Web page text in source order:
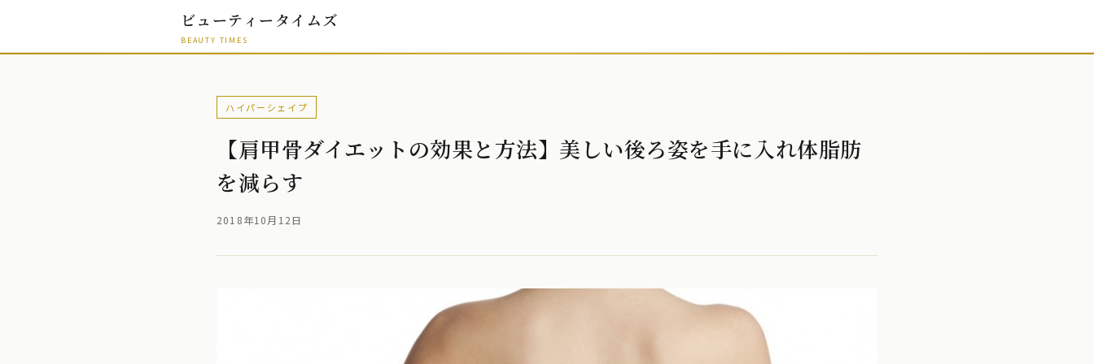
ビューティータイムズ
BEAUTY TIMES
ハイパーシェイプ
【肩甲骨ダイエットの効果と方法】美しい後ろ姿を手に入れ体脂肪
を減らす
2018年10月12日